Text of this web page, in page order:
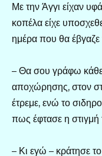
Με την Άγγι είχαν
κοπέλα είχε
ημέρα που θα έβγαζε
– Θα σου γράφω κάθε
αποχώρησης, στον
έτρεμε, ενώ το
πως έφτασε η
– Κι εγώ – κράτησε